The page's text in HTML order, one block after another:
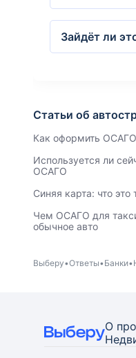
Зайдёт ли
Статьи об
Как оформить ОСАГО
Используется ли
ОСАГО
Синяя карта: что это
Чем ОСАГО для
обычное авто
Выберу Ответы Банки
О